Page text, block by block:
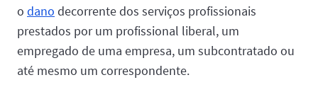
o dano decorrente dos serviços profissionais
prestados por um profissional liberal, um
empregado de uma empresa, um subcontratado ou
até mesmo um correspondente.